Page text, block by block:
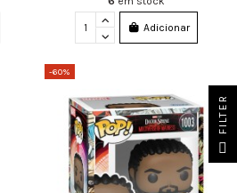
Adicionar
-60%
FILTER